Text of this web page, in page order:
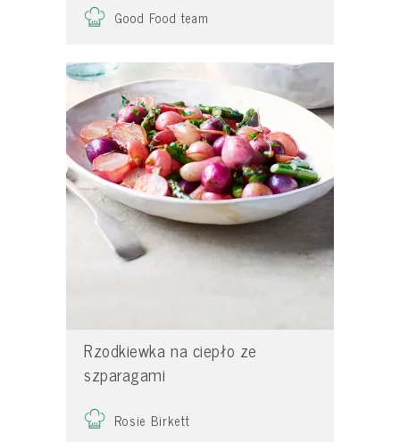
Good Food team
Rzodkiewka na ciepło ze
szparagami
Rosie Birkett